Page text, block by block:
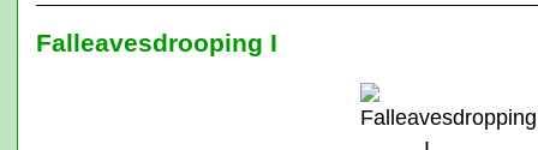
Falleavesdrooping I